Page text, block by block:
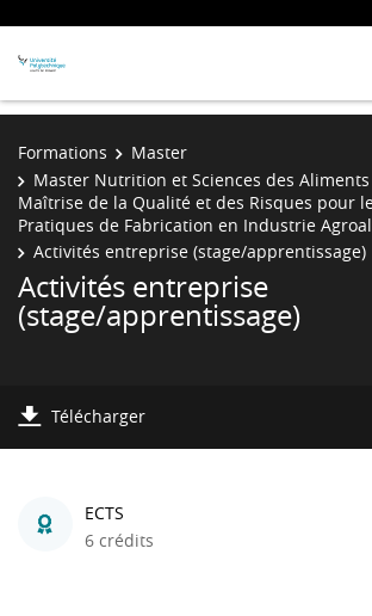
Formations
Master
Master Nutrition et Sciences des
Maîtrise de la Qualité et des Risques pour
Pratiques de Fabrication en Industrie
Activités entreprise (stage/apprentissage)
Activités entreprise
(stage/apprentissage)
Télécharger
ECTS
6 crédits